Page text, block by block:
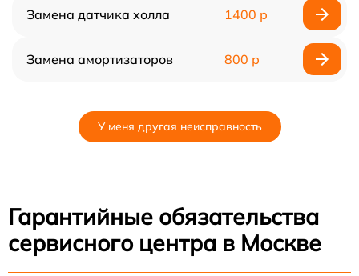
Замена датчика холла 1400 р
Замена амортизаторов 800 р
У меня другая неисправность
Гарантийные обязательства
сервисного центра в Москве